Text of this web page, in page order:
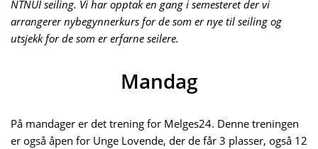
NTNUI seiling. Vi har opptak en gang i semesteret der vi
arrangerer nybegynnerkurs for de som er nye til seiling og
utsjekk for de som er erfarne seilere.
Mandag
På mandager er det trening for Melges24. Denne treningen
er også åpen for Unge Lovende, der de får 3 plasser, også 12